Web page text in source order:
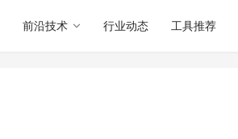
前沿技术 行业动态 工具推荐